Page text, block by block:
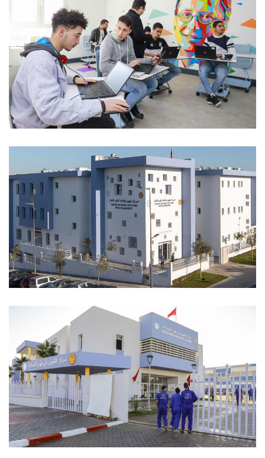
الحاضنة الرقمية التضامنية – سلا
المركز التضامني الرقمي سوليكود -
طنجة
المركز الجهوي لعلاجات الفم و
الأسنان المسيرة